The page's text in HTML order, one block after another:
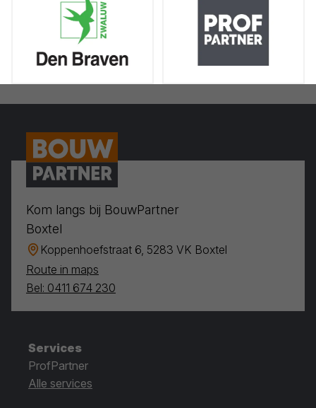
Kom langs bij BouwPartner
Boxtel
Koppenhoefstraat 6, 5283 VK Boxtel
Route in maps
Bel: 0411 674 230
Services
ProfPartner
Alle services